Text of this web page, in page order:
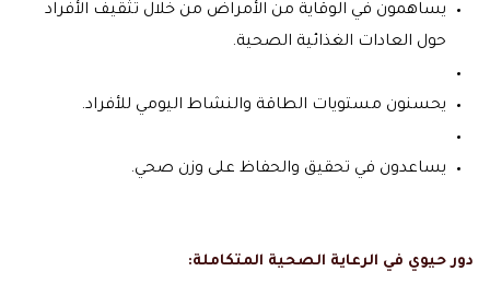
يساهمون في الوقاية من الأمراض من خلال تثقيف الأفراد
حول العادات الغذائية الصحية.
يحسنون مستويات الطاقة والنشاط اليومي للأفراد.
يساعدون في تحقيق والحفاظ على وزن صحي.
دور حيوي في الرعاية الصحية المتكاملة: